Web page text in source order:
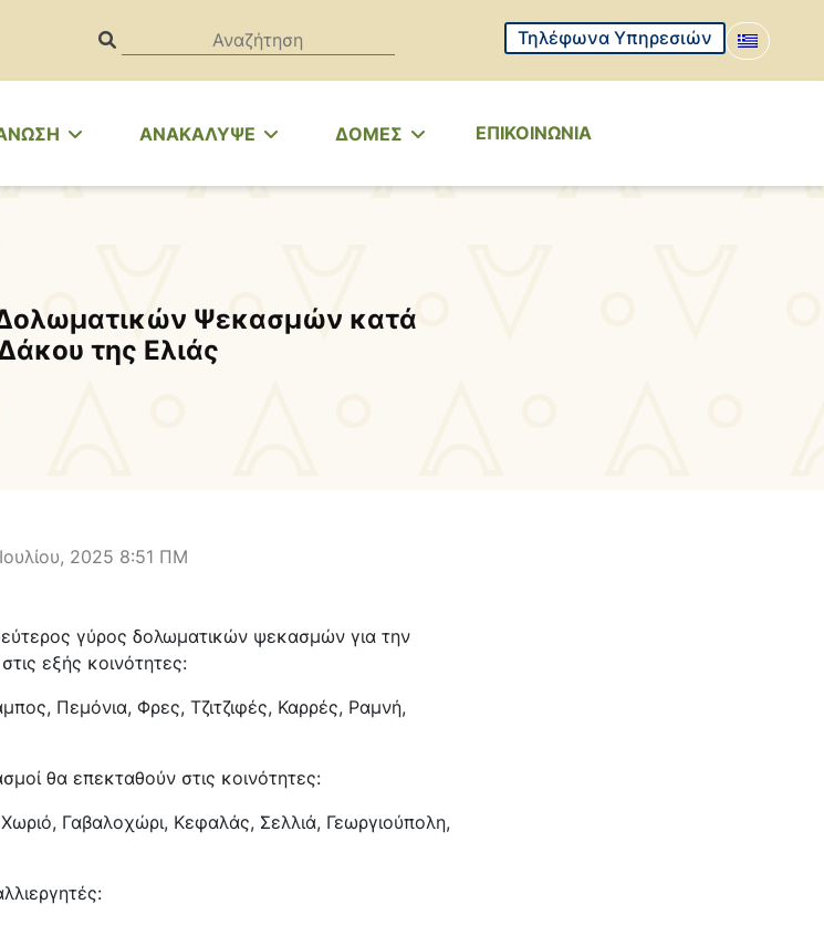
Τηλέφωνα Υπηρεσιών
ΑΝΑΚΑΛΥΨΕ ΔΟΜΕΣ ΕΠΙΚΟΙΝΩΝΙΑ
Ψεκασμών κατά
της Ελιάς
2025 8:51 ΠΜ
γύρος δολωματικών ψεκασμών για την
εξής κοινότητες:
Πεμόνια, Φρες, Τζιτζιφές, Καρρές, Ραμνή,
θα επεκταθούν στις κοινότητες:
Γαβαλοχώρι, Κεφαλάς, Σελλιά, Γεωργιούπολη,